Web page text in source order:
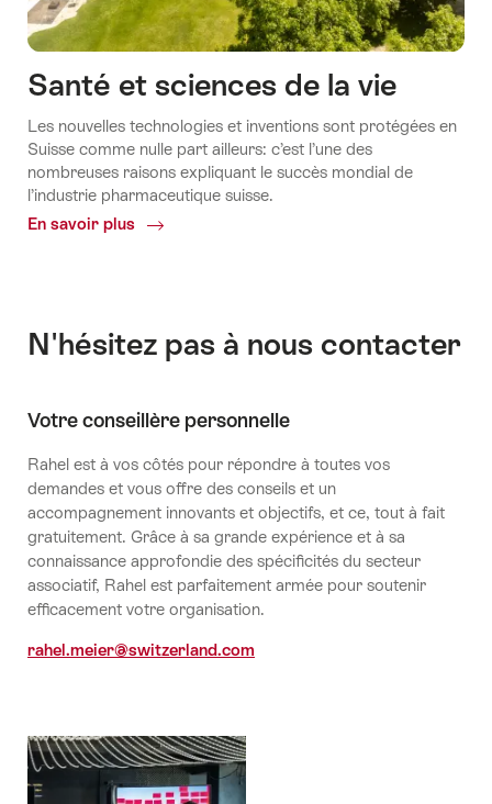
Santé et sciences de la vie
Les nouvelles technologies et inventions sont protégées en
Suisse comme nulle part ailleurs: c’est l’une des
nombreuses raisons expliquant le succès mondial de
l’industrie pharmaceutique suisse.
En savoir plus
Common.Of
la
N'hésitez pas à nous contacter
Votre conseillère personnelle
Rahel est à vos côtés pour répondre à toutes vos
demandes et vous offre des conseils et un
accompagnement innovants et objectifs, et ce, tout à fait
gratuitement. Grâce à sa grande expérience et à sa
connaissance approfondie des spécificités du secteur
associatif, Rahel est parfaitement armée pour soutenir
efficacement votre organisation.
rahel.meier@switzerland.com